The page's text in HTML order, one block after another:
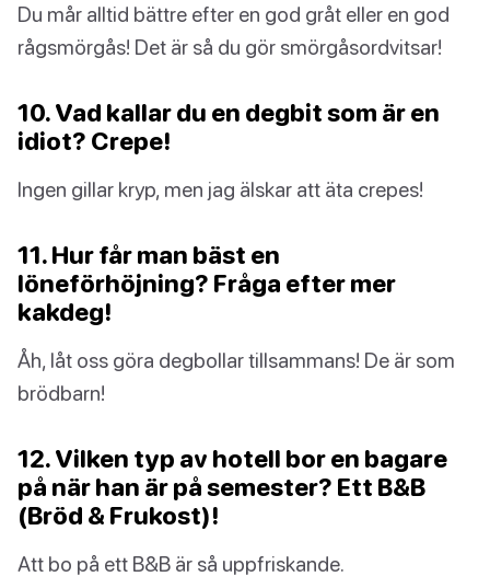
Du mår alltid bättre efter en god gråt eller en god
rågsmörgås! Det är så du gör smörgåsordvitsar!
10. Vad kallar du en degbit som är en
idiot? Crepe!
Ingen gillar kryp, men jag älskar att äta crepes!
11. Hur får man bäst en
löneförhöjning? Fråga efter mer
kakdeg!
Åh, låt oss göra degbollar tillsammans! De är som
brödbarn!
12. Vilken typ av hotell bor en bagare
på när han är på semester? Ett B&B
(Bröd & Frukost)!
Att bo på ett B&B är så uppfriskande.